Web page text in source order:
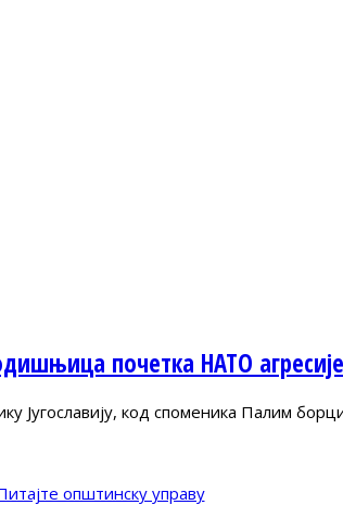
почетка НАТО агресије
код споменика Палим
општинску управу